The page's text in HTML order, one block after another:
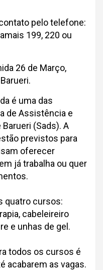
pelo telefone:
199, 220 ou
26 de Março,
é uma das
de Assistência e
(Sads). A
previstos para
oferecer
já trabalha ou quer
quatro cursos:
cabeleireiro
e unhas de gel.
todos os cursos é
acabarem as vagas.